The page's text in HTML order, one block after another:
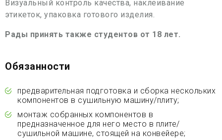
Визуальный контроль качества, наклеивание
этикеток, упаковка готового изделия.
Рады принять также студентов от 18 лет.
Обязанности
предварительная подготовка и сборка нескольких
компонентов в сушильную машину/плиту;
монтаж собранных компонентов в
предназначенное для него место в плите/
сушильной машине, стоящей на конвейере;